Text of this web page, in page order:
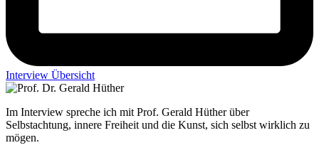
Interview Übersicht
Im Interview spreche ich mit Prof. Gerald Hüther über
Selbstachtung, innere Freiheit und die Kunst, sich selbst wirklich zu
mögen.